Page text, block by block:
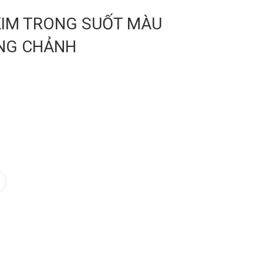
TRONG SUỐT MÀU
CHẢNH